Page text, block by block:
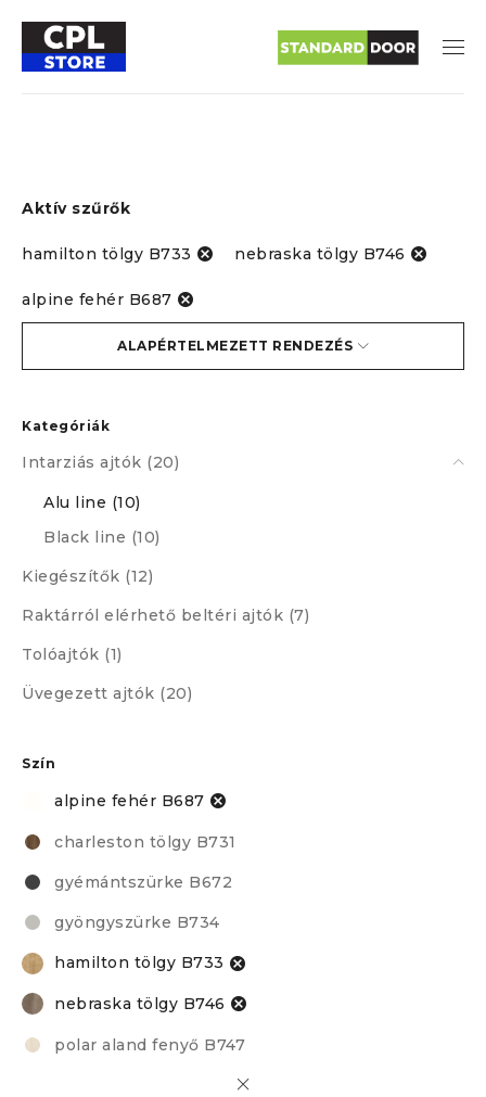
Aktív szűrők
hamilton tölgy B733 nebraska tölgy B746
alpine fehér B687
Kategóriák
Intarziás ajtók (20)
Alu line (10)
Black line (10)
Kiegészítők (12)
Raktárról elérhető beltéri ajtók (7)
Tolóajtók (1)
Üvegezett ajtók (20)
Szín
alpine fehér B687
charleston tölgy B731
gyémántszürke B672
gyöngyszürke B734
hamilton tölgy B733
nebraska tölgy B746
polar aland fenyő B747
ALAPÉRTELMEZETT RENDEZÉS